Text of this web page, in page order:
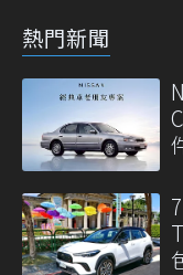
熱門新聞